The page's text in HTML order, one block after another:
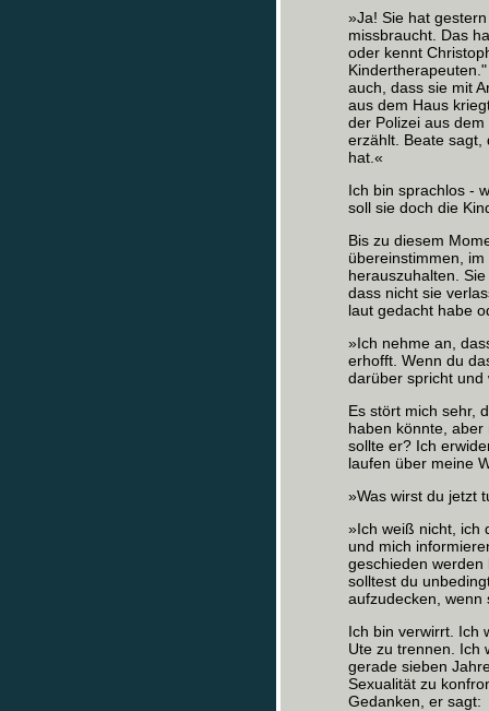
»Ja! Sie hat
missbraucht. Das
oder kennt
auch, dass sie mit
aus dem Haus
der Polizei aus
erzählt. Beate sagt,
hat.«
Ich bin sprachlos ‑
soll sie doch die
Bis zu diesem
übereinstimmen,
herauszuhalten.
dass nicht sie
laut gedacht habe
»Ich nehme an,
erhofft. Wenn du
darüber spricht und
Es stört mich sehr,
haben könnte,
sollte er? Ich
laufen über meine
»Was wirst du jetzt
»Ich weiß nicht, ich
und mich
geschieden
solltest du
aufzudecken, wenn
Ich bin verwirrt. Ich
Ute zu trennen. Ich
gerade sieben
Sexualität zu
Gedanken, er sagt: